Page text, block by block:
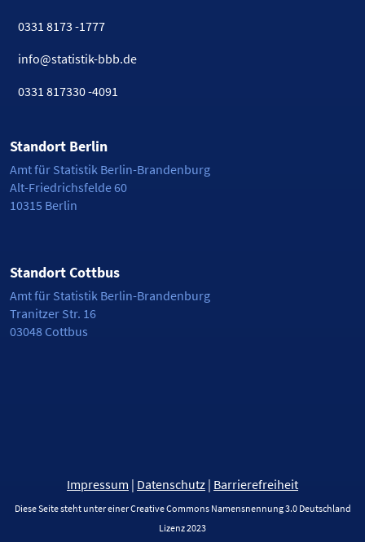
0331 8173 -1777
info@statistik-bbb.de
0331 817330 -4091
Standort Berlin
Amt für Statistik Berlin-Brandenburg
Alt-Friedrichsfelde 60
10315 Berlin
Standort Cottbus
Amt für Statistik Berlin-Brandenburg
Tranitzer Str. 16
03048 Cottbus
Impressum | Datenschutz | Barrierefreiheit
Diese Seite steht unter einer Creative Commons Namensnennung 3.0 Deutschland
Lizenz 2023